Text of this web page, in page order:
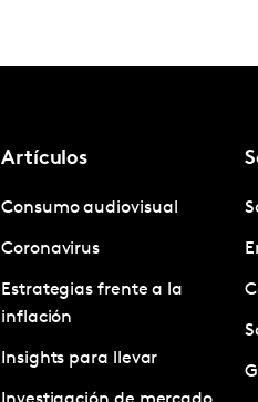
Artículos
Consumo audiovisual
Coronavirus
Estrategias frente a la
inflación
Insights para llevar